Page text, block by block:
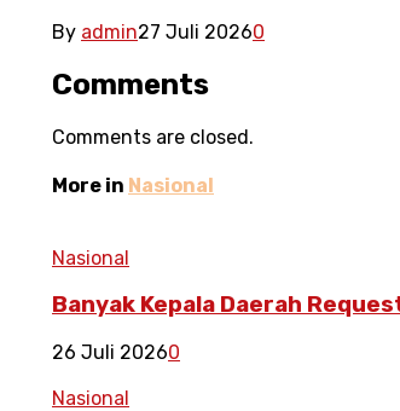
By admin27 Juli 20260
Comments
Comments are closed.
More in Nasional
Nasional
Banyak Kepala Daerah
26 Juli 20260
Nasional